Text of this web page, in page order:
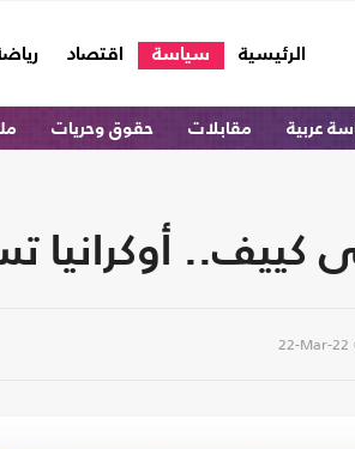
الرئيسية
(current) سياسة اقتصاد
عربية مقابلات حقوق وحريات
أوكرانيا
22-Mar-22